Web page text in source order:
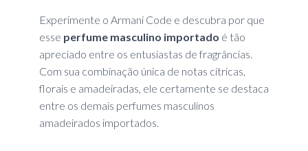
Experimente o Armani Code e descubra por que
esse perfume masculino importado é tão
apreciado entre os entusiastas de fragrâncias.
Com sua combinação única de notas cítricas,
florais e amadeiradas, ele certamente se destaca
entre os demais perfumes masculinos
amadeirados importados.